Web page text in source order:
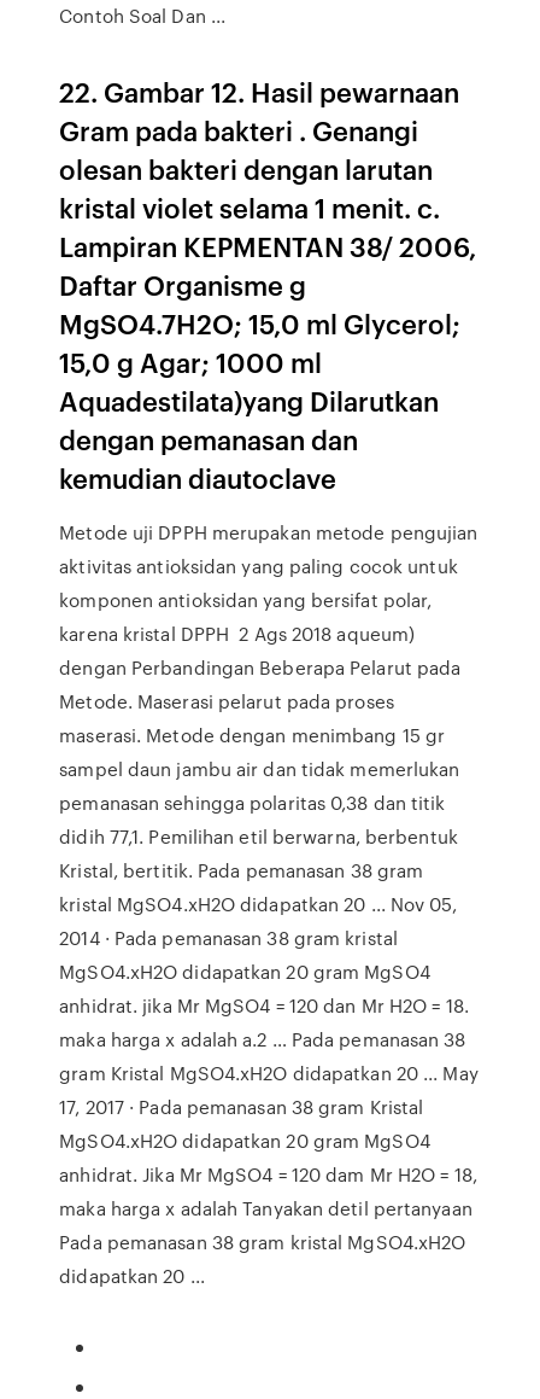
Contoh Soal Dan ...
22. Gambar 12. Hasil pewarnaan
Gram pada bakteri . Genangi
olesan bakteri dengan larutan
kristal violet selama 1 menit. c.
Lampiran KEPMENTAN 38/ 2006,
Daftar Organisme g
MgSO4.7H2O; 15,0 ml Glycerol;
15,0 g Agar; 1000 ml
Aquadestilata)yang Dilarutkan
dengan pemanasan dan
kemudian diautoclave
Metode uji DPPH merupakan metode pengujian
aktivitas antioksidan yang paling cocok untuk
komponen antioksidan yang bersifat polar,
karena kristal DPPH 2 Ags 2018 aqueum)
dengan Perbandingan Beberapa Pelarut pada
Metode. Maserasi pelarut pada proses
maserasi. Metode dengan menimbang 15 gr
sampel daun jambu air dan tidak memerlukan
pemanasan sehingga polaritas 0,38 dan titik
didih 77,1. Pemilihan etil berwarna, berbentuk
Kristal, bertitik. Pada pemanasan 38 gram
kristal MgSO4.xH2O didapatkan 20 ... Nov 05,
2014 · Pada pemanasan 38 gram kristal
MgSO4.xH2O didapatkan 20 gram MgSO4
anhidrat. jika Mr MgSO4 = 120 dan Mr H2O = 18.
maka harga x adalah a.2 … Pada pemanasan 38
gram Kristal MgSO4.xH2O didapatkan 20 ... May
17, 2017 · Pada pemanasan 38 gram Kristal
MgSO4.xH2O didapatkan 20 gram MgSO4
anhidrat. Jika Mr MgSO4 = 120 dam Mr H2O = 18,
maka harga x adalah Tanyakan detil pertanyaan
Pada pemanasan 38 gram kristal MgSO4.xH2O
didapatkan 20 ...